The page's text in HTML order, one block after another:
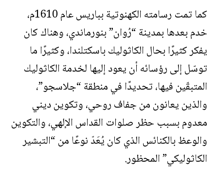
كما تمت رسامته الكهنوتية بباريس عام 1610م،
خدم بعدها بمدينة “رُوان” بنورماندي، وهناك كان
يفكر كثيرًا بحال الكاثوليك باسكتلندا، وكثيرًا ما
توسّل إلى رؤسائه أن يعود إليها لخدمة الكاثوليك
المتبقّين فيها، تحديدًا في منطقة “جلاسجو”،
والذين يعانون من جفاف روحي، وتكوين ديني
معدوم بسبب حظر صلوات القداس الإلهي، والتكوين
والوعظ بالكنائس الذي كان يُعَدّ نوعًا من “التبشير
الكاثوليكي” المحظور.